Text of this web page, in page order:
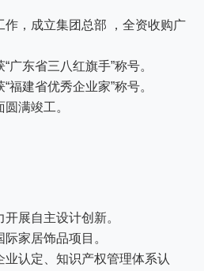
作，成立集团总部 ，全资收购广
广东省三八红旗手”称号。
福建省优秀企业家”称号。
满竣工。
展自主设计创新。
家居饰品项目。
业认定、知识产权管理体系认